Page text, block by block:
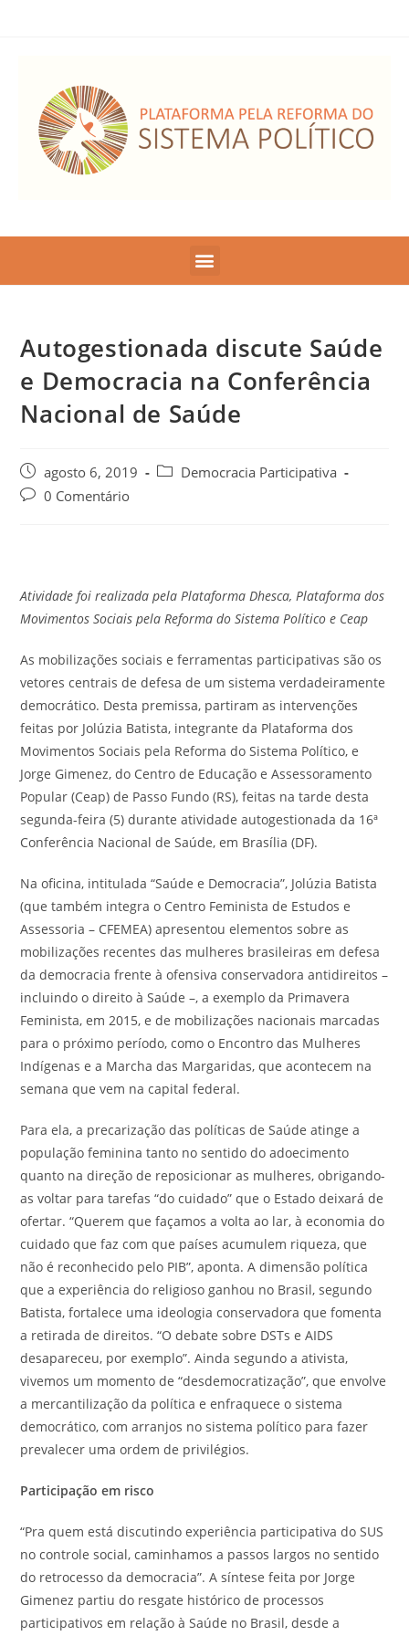
Autogestionada discute Saúde
e Democracia na Conferência
Nacional de Saúde
agosto 6, 2019
Democracia Participativa
0 Comentário
Atividade foi realizada pela Plataforma Dhesca, Plataforma dos
Movimentos Sociais pela Reforma do Sistema Político e Ceap
As mobilizações sociais e ferramentas participativas são os
vetores centrais de defesa de um sistema verdadeiramente
democrático. Desta premissa, partiram as intervenções
feitas por Jolúzia Batista, integrante da Plataforma dos
Movimentos Sociais pela Reforma do Sistema Político, e
Jorge Gimenez, do Centro de Educação e Assessoramento
Popular (Ceap) de Passo Fundo (RS), feitas na tarde desta
segunda-feira (5) durante atividade autogestionada da 16ª
Conferência Nacional de Saúde, em Brasília (DF).
Na oficina, intitulada “Saúde e Democracia”, Jolúzia Batista
(que também integra o Centro Feminista de Estudos e
Assessoria – CFEMEA) apresentou elementos sobre as
mobilizações recentes das mulheres brasileiras em defesa
da democracia frente à ofensiva conservadora antidireitos –
incluindo o direito à Saúde –, a exemplo da Primavera
Feminista, em 2015, e de mobilizações nacionais marcadas
para o próximo período, como o Encontro das Mulheres
Indígenas e a Marcha das Margaridas, que acontecem na
semana que vem na capital federal.
Para ela, a precarização das políticas de Saúde atinge a
população feminina tanto no sentido do adoecimento
quanto na direção de reposicionar as mulheres, obrigando-
as voltar para tarefas “do cuidado” que o Estado deixará de
ofertar. “Querem que façamos a volta ao lar, à economia do
cuidado que faz com que países acumulem riqueza, que
não é reconhecido pelo PIB”, aponta. A dimensão política
que a experiência do religioso ganhou no Brasil, segundo
Batista, fortalece uma ideologia conservadora que fomenta
a retirada de direitos. “O debate sobre DSTs e AIDS
desapareceu, por exemplo”. Ainda segundo a ativista,
vivemos um momento de “desdemocratização”, que envolve
a mercantilização da política e enfraquece o sistema
democrático, com arranjos no sistema político para fazer
prevalecer uma ordem de privilégios.
Participação em risco
“Pra quem está discutindo experiência participativa do SUS
no controle social, caminhamos a passos largos no sentido
do retrocesso da democracia”. A síntese feita por Jorge
Gimenez partiu do resgate histórico de processos
participativos em relação à Saúde no Brasil, desde a